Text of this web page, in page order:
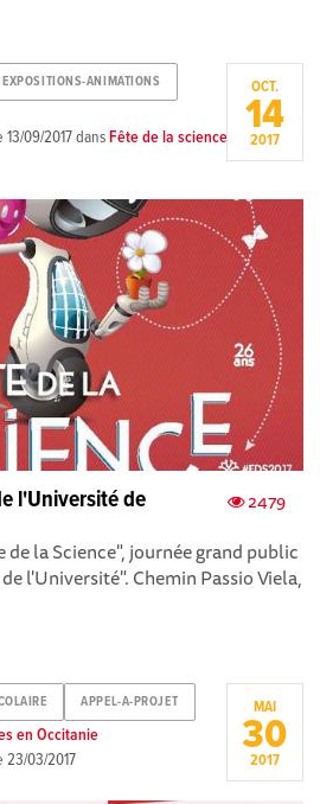
EXPOSITIONS-ANIMATIONS
13/09/2017dansFête de la science
OCT.
14
2017
2479
l'Université de
de la Science", journée grand public
l'Université". Chemin Passio Viela,
APPEL-A-PROJET
en Occitanie
23/03/2017
MAI
30
2017